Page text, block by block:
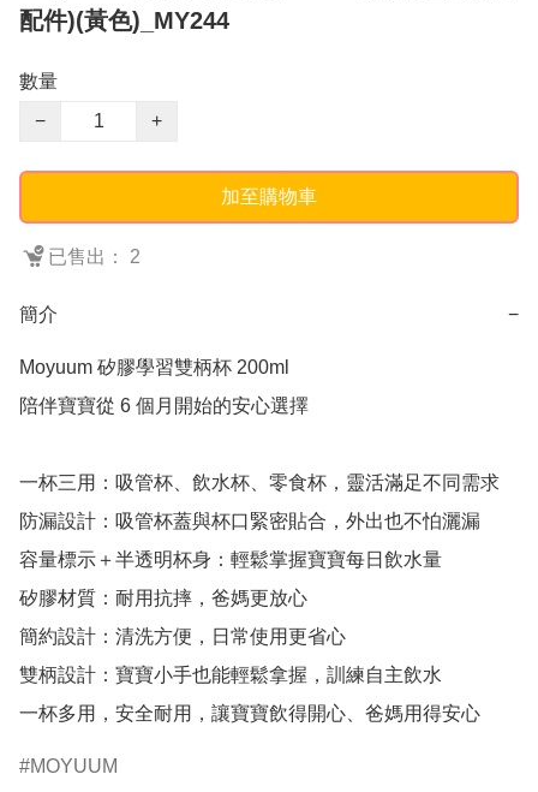
配件)(黃色)_MY244
數量
−
+
加至購物車
已售出： 2
簡介 −
Moyuum 矽膠學習雙柄杯 200ml
陪伴寶寶從 6 個月開始的安心選擇
一杯三用：吸管杯、飲水杯、零食杯，靈活滿足不同需求
防漏設計：吸管杯蓋與杯口緊密貼合，外出也不怕灑漏
容量標示＋半透明杯身：輕鬆掌握寶寶每日飲水量
矽膠材質：耐用抗摔，爸媽更放心
簡約設計：清洗方便，日常使用更省心
雙柄設計：寶寶小手也能輕鬆拿握，訓練自主飲水
一杯多用，安全耐用，讓寶寶飲得開心、爸媽用得安心
MOYUUM